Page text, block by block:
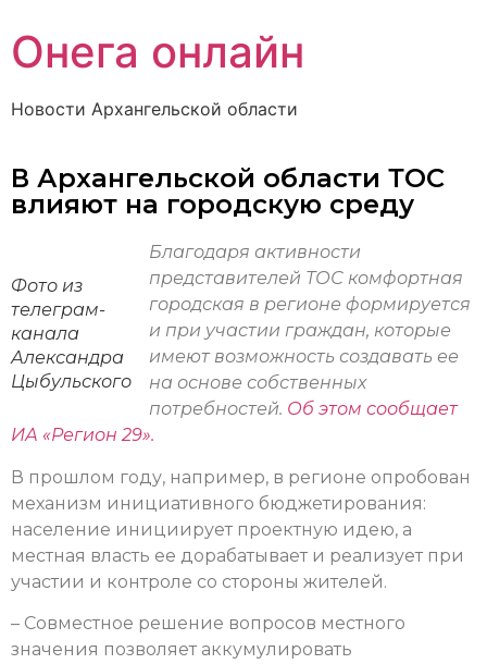
Онега онлайн
Новости Архангельской области
В Архангельской области ТОС
влияют на городскую среду
Фото из
телеграм-
канала
Александра
Цыбульского
Благодаря активности
представителей ТОС комфортная
городская в регионе формируется
и при участии граждан, которые
имеют возможность создавать ее
на основе собственных
потребностей. Об этом сообщает
ИА «Регион 29».
В прошлом году, например, в регионе опробован
механизм инициативного бюджетирования:
население инициирует проектную идею, а
местная власть ее дорабатывает и реализует при
участии и контроле со стороны жителей.
– Совместное решение вопросов местного
значения позволяет аккумулировать